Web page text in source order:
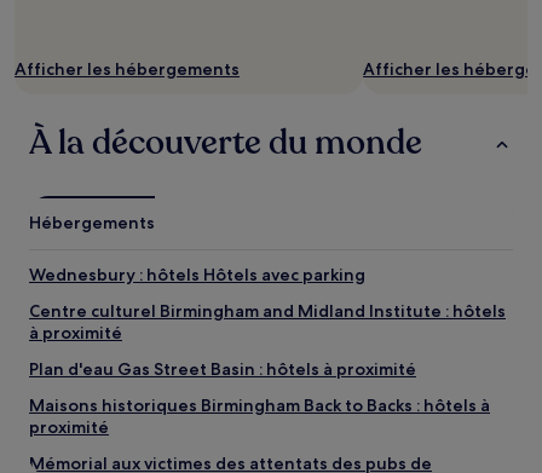
Afficher les hébergements Afficher les
À la découverte du monde
Hébergements
Wednesbury : hôtels Hôtels avec parking
Centre culturel Birmingham and Midland Institute : hôtels
à proximité
Plan d'eau Gas Street Basin : hôtels à proximité
Maisons historiques Birmingham Back to Backs : hôtels à
proximité
Mémorial aux victimes des attentats des pubs de